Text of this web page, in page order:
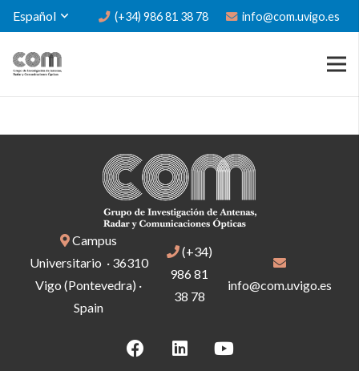
Español (+34) 986 81 38 78 info@com.uvigo.es
Campus
Universitario · 36310
Vigo (Pontevedra) ·
Spain
(+34)
986 81
38 78
info@com.uvigo.es